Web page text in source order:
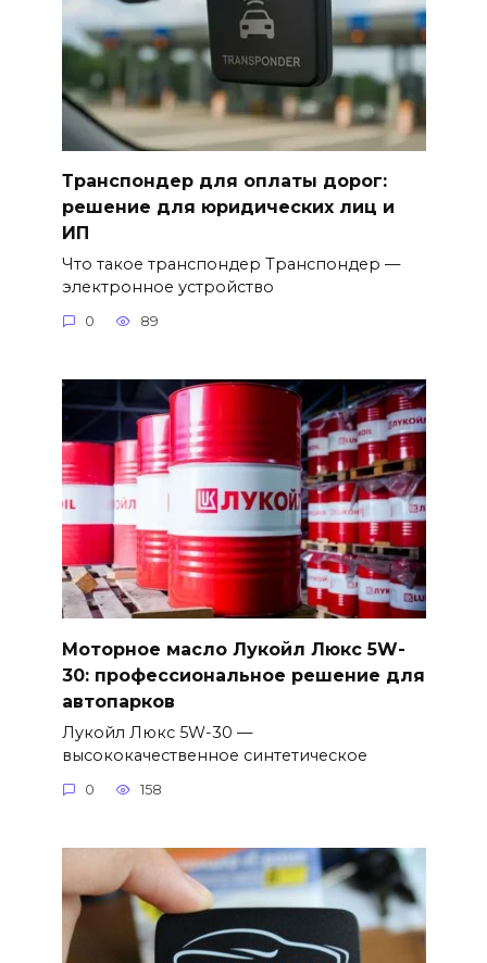
Транспондер для оплаты дорог:
решение для юридических лиц и
ИП
Что такое транспондер Транспондер —
электронное устройство
0 89
Моторное масло Лукойл Люкс 5W-
30: профессиональное решение для
автопарков
Лукойл Люкс 5W-30 —
высококачественное синтетическое
0 158